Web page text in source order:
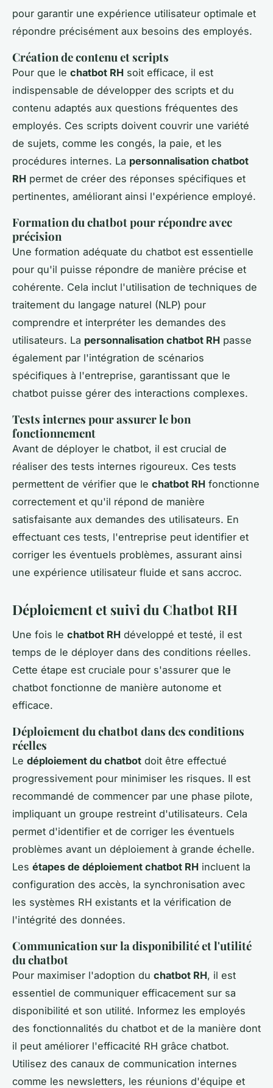
pour garantir une expérience utilisateur optimale et
répondre précisément aux besoins des employés.
Création de contenu et scripts
Pour que le chatbot RH soit efficace, il est
indispensable de développer des scripts et du
contenu adaptés aux questions fréquentes des
employés. Ces scripts doivent couvrir une variété
de sujets, comme les congés, la paie, et les
procédures internes. La personnalisation chatbot
RH permet de créer des réponses spécifiques et
pertinentes, améliorant ainsi l'expérience employé.
Formation du chatbot pour répondre avec
précision
Une formation adéquate du chatbot est essentielle
pour qu'il puisse répondre de manière précise et
cohérente. Cela inclut l'utilisation de techniques de
traitement du langage naturel (NLP) pour
comprendre et interpréter les demandes des
utilisateurs. La personnalisation chatbot RH passe
également par l'intégration de scénarios
spécifiques à l'entreprise, garantissant que le
chatbot puisse gérer des interactions complexes.
Tests internes pour assurer le bon
fonctionnement
Avant de déployer le chatbot, il est crucial de
réaliser des tests internes rigoureux. Ces tests
permettent de vérifier que le chatbot RH fonctionne
correctement et qu'il répond de manière
satisfaisante aux demandes des utilisateurs. En
effectuant ces tests, l'entreprise peut identifier et
corriger les éventuels problèmes, assurant ainsi
une expérience utilisateur fluide et sans accroc.
Déploiement et suivi du Chatbot RH
Une fois le chatbot RH développé et testé, il est
temps de le déployer dans des conditions réelles.
Cette étape est cruciale pour s'assurer que le
chatbot fonctionne de manière autonome et
efficace.
Déploiement du chatbot dans des conditions
réelles
Le déploiement du chatbot doit être effectué
progressivement pour minimiser les risques. Il est
recommandé de commencer par une phase pilote,
impliquant un groupe restreint d'utilisateurs. Cela
permet d'identifier et de corriger les éventuels
problèmes avant un déploiement à grande échelle.
Les étapes de déploiement chatbot RH incluent la
configuration des accès, la synchronisation avec
les systèmes RH existants et la vérification de
l'intégrité des données.
Communication sur la disponibilité et l'utilité
du chatbot
Pour maximiser l'adoption du chatbot RH, il est
essentiel de communiquer efficacement sur sa
disponibilité et son utilité. Informez les employés
des fonctionnalités du chatbot et de la manière dont
il peut améliorer l'efficacité RH grâce chatbot.
Utilisez des canaux de communication internes
comme les newsletters, les réunions d'équipe et